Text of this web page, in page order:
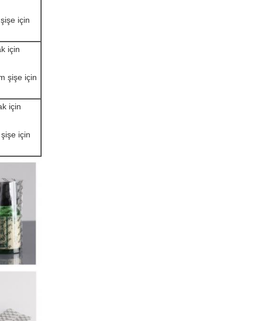
için
için
şişe için
için
için